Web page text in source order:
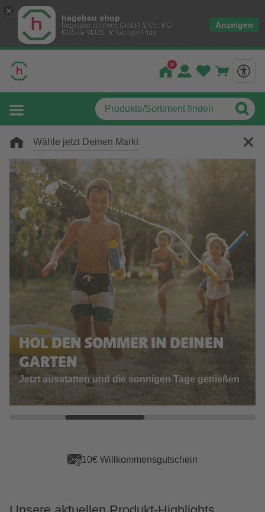
hagebau shop
hagebau connect GmbH & Co. KG
KOSTENLOS- In Google Play
Anzeigen
Wähle jetzt Deinen Markt
HOL DEN SOMMER IN DEINEN
GARTEN
Jetzt ausstatten und die sonnigen Tage genießen
App Vorteile sichern